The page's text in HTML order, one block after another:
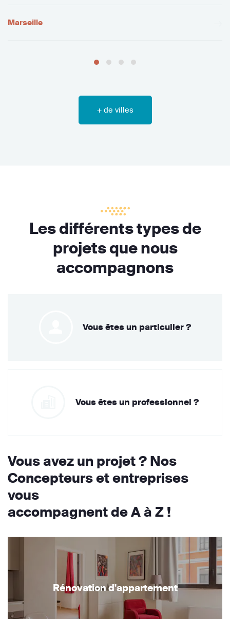
Marseille
+ de villes
Les différents types de
projets que nous
accompagnons
Vous êtes un particulier ?
Vous êtes un professionnel ?
Vous avez un projet ? Nos
Concepteurs et entreprises
vous
accompagnent de A à Z !
Rénovation d'appartement